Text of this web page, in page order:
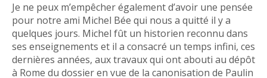
Je ne peux m’empêcher également d’avoir une pensée
pour notre ami Michel Bée qui nous a quitté il y a
quelques jours. Michel fût un historien reconnu dans
ses enseignements et il a consacré un temps infini, ces
dernières années, aux travaux qui ont abouti au dépôt
à Rome du dossier en vue de la canonisation de Paulin